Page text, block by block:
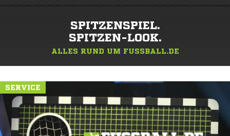
SPITZENSPIEL.
SPITZEN-LOOK.
ALLES RUND UM FUSSBALL.DE
SERVICE